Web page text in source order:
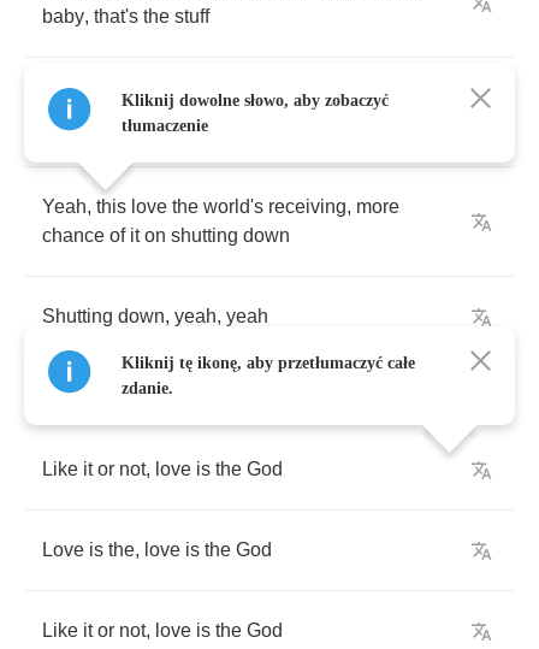
baby, that's the stuff
can't believe I'm seeing the world come
tumbling
,crumbling
Yeah, this love the world's receiving, more
chance of it on shutting down
Shutting down, yeah, yeah
Like it or not, love is the God
Love is the, love is the God
Like it or not, love is the God
Kliknij dowolne słowo, aby zobaczyć
tłumaczenie
Kliknij tę ikonę, aby przetłumaczyć całe
zdanie.